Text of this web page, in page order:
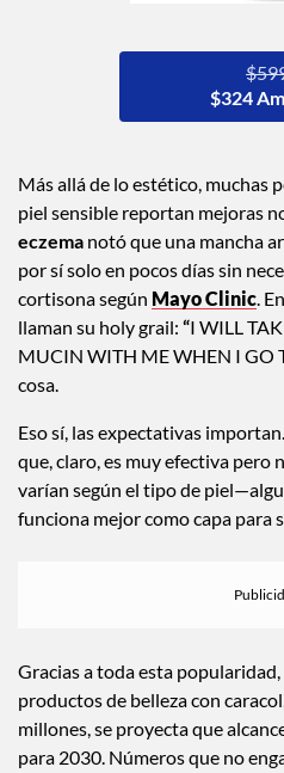
$324
Más allá de lo estético, muchas
piel sensible reportan mejoras
eczema notó que una mancha
por sí solo en pocos días sin
cortisona según Mayo Clinic.
llaman su holy grail: “I WILL
MUCIN WITH ME WHEN I GO
cosa.
Eso sí, las expectativas
que, claro, es muy efectiva pero
varían según el tipo de
funciona mejor como capa para
Gracias a toda esta
productos de belleza con
millones, se proyecta que
para 2030. Números que no